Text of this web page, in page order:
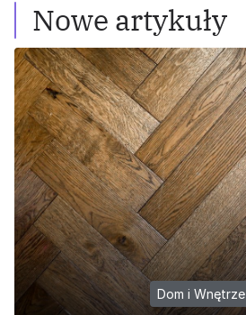
Nowe artykuły
Dom i Wnętrze